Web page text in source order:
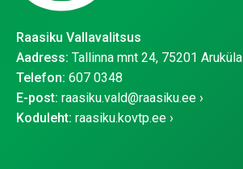
Raasiku Vallavalitsus
Aadress: Tallinna mnt 24, 75201 Aruküla
Telefon: 607 0348
E-post: raasiku.vald@raasiku.ee
Koduleht: raasiku.kovtp.ee